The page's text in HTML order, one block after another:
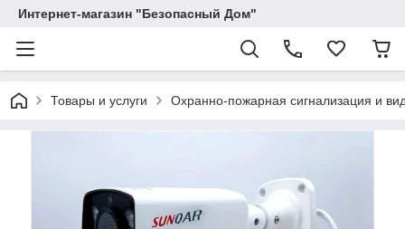
Интернет-магазин "Безопасный Дом"
Товары и услуги Охранно-пожарная сигнализация и